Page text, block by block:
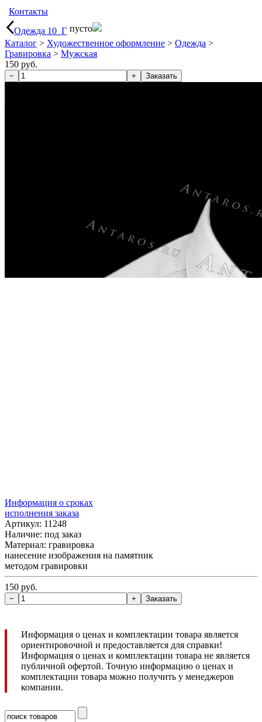
Контакты
Одежда 10_Г пусто
Каталог > Художественное оформление > Одежда >
Гравировка > Мужская
150 руб.
Информация о сроках
исполнения заказа
Артикул: 11248
Наличие: под заказ
Материал: гравировка
нанесение изображения на памятник
методом гравировки
150 руб.
Информация о ценах и комплектации товара является
ориентировочной и предоставляется для справки!
Информация о ценах и комплектации товара не является
публичной офертой. Точную информацию о ценах и
комплектации товара можно получить у менеджеров
компании.